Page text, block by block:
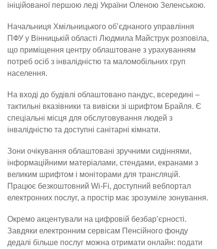
ініційованої першою леді України Оленою Зеленською.
Начальниця Хмільницького об’єднаного управління
ПФУ у Вінницькій області Людмила Майструк розповіла,
що приміщення центру облаштоване з урахуванням
потреб осіб з інвалідністю та маломобільних груп
населення.
На вході до будівлі облаштовано пандус, всередині –
тактильні вказівники та вивіски зі шрифтом Брайля. Є
спеціальні місця для обслуговування людей з
інвалідністю та доступні санітарні кімнати.
Зони очікування облаштовані зручними сидіннями,
інформаційними матеріалами, стендами, екранами з
великим шрифтом і моніторами для трансляцій.
Працює безкоштовний Wi-Fi, доступний вебпортал
електронних послуг, а простір має зрозуміле зонування.
Окремо акцентували на цифровій безбар’єрності.
Завдяки електронним сервісам Пенсійного фонду
дедалі більше послуг можна отримати онлайн: подати